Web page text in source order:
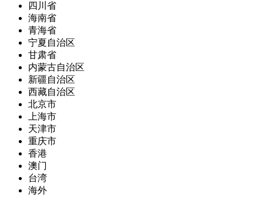
四川省
海南省
青海省
宁夏自治区
甘肃省
内蒙古自治区
新疆自治区
西藏自治区
北京市
上海市
天津市
重庆市
香港
澳门
台湾
海外